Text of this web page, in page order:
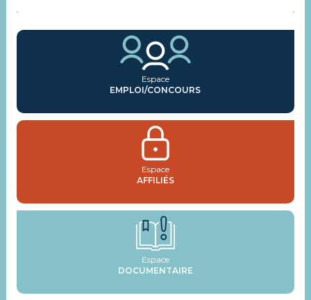
Espace
EMPLOI/CONCOURS
Espace
AFFILIÉS
Espace
DOCUMENTAIRE